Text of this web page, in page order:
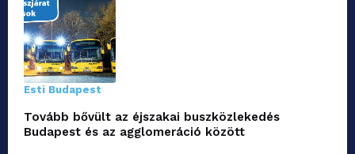
Esti Budapest
Tovább bővült az éjszakai buszközlekedés
Budapest és az agglomeráció között